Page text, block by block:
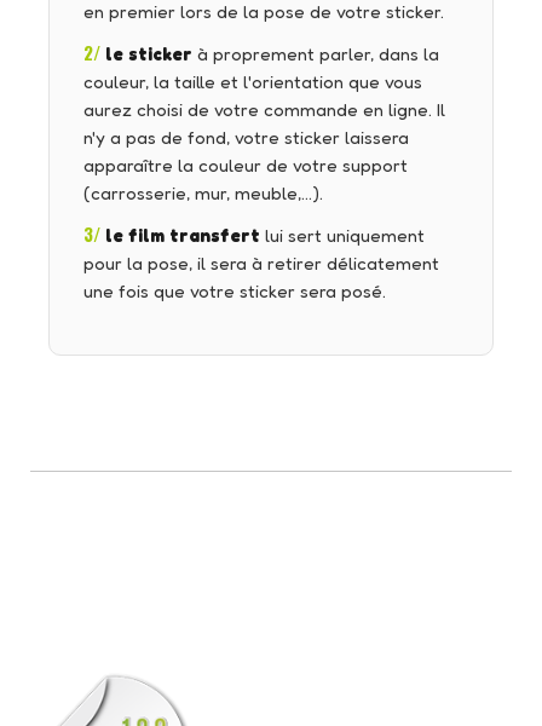
en premier lors de la pose de votre sticker.
2/ le sticker à proprement parler, dans la
couleur, la taille et l'orientation que vous
aurez choisi de votre commande en ligne. Il
n'y a pas de fond, votre sticker laissera
apparaître la couleur de votre support
(carrosserie, mur, meuble,…).
3/ le film transfert lui sert uniquement
pour la pose, il sera à retirer délicatement
une fois que votre sticker sera posé.